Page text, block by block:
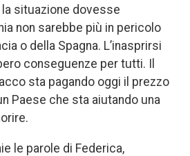
situazione dovesse
non sarebbe più in pericolo
o della Spagna. L’inasprirsi
conseguenze per tutti. Il
sta pagando oggi il prezzo
Paese che sta aiutando una
le parole di Federica,